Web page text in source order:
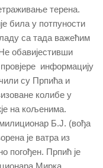
терена.
била у потпуности
са тада важећим
обавијестивши
информацију
су Прпића и
колибе у
на кољенима.
Б.Ј. (вођа
је ватра из
погођен. Прпић је